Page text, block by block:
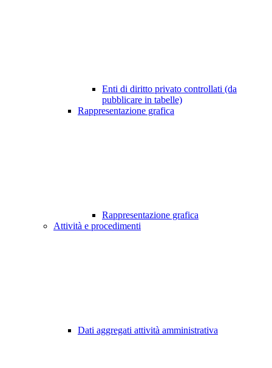
Enti di diritto privato controllati (da
pubblicare in tabelle)
Rappresentazione grafica
Rappresentazione grafica
Attività e procedimenti
Dati aggregati attività amministrativa